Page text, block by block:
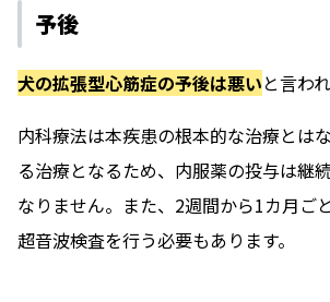
予後
犬の拡張型心筋症の予後は悪いと言わ
内科療法は本疾患の根本的な治療とは
る治療となるため、内服薬の投与は継
なりません。また、2週間から1カ月ご
超音波検査を行う必要もあります。